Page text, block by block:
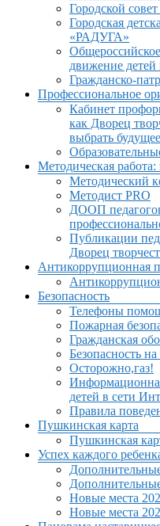
Городской
Городская
«РАДУГА»
движение
Гражданско-
Профессиональное
Кабинет
как Дворец
выбрать будущее
Методическая
Методический
Методист PRO
ДООП
Публикации
Дворец
Антикоррупционная
Безопасность
Телефоны
Пожарная
Гражданская
Безопасность
Осторожно,газ!
детей в сети
Правила
Пушкинская карта
Пушкинская
Успех каждого
Новые места
Новые места